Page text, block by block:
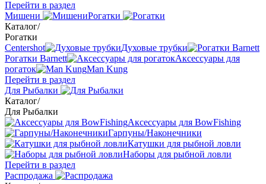
Перейти в раздел
Мишени
Рогатки
Каталог/
Рогатки
Centershot
Духовые трубки
Рогатки Barnett
Аксессуары для
рогаток
Man Kung
Перейти в раздел
Для Рыбалки
Каталог/
Для Рыбалки
Аксессуары для BowFishing
Гарпуны/Наконечники
Катушки для рыбной ловли
Наборы для рыбной ловли
Перейти в раздел
Распродажа